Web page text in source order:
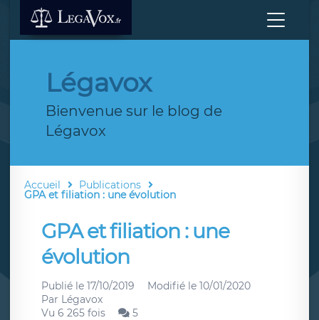
Légavox
Bienvenue sur le blog de
Légavox
Accueil Publications
GPA et filiation : une évolution
GPA et filiation : une
évolution
Publié le 17/10/2019 Modifié le 10/01/2020
Par Légavox
Vu 6 265 fois
5